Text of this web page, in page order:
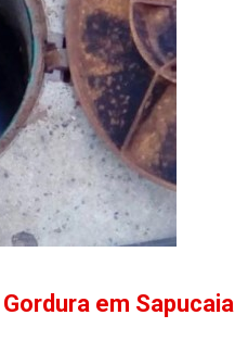
em Sapucaia